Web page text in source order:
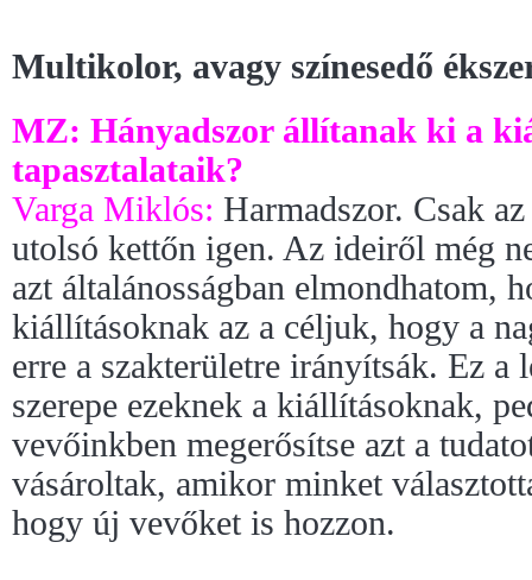
Multikolor, avagy színesedő
MZ: Hányadszor állítanak ki a
tapasztalataik?
Varga Miklós: Harmadszor. Csak
utolsó kettőn igen. Az ideiről még
azt általánosságban elmondhatom,
kiállításoknak az a céljuk, hogy a
erre a szakterületre irányítsák. Ez a
szerepe ezeknek a kiállításoknak,
vevőinkben megerősítse azt a
vásároltak, amikor minket
hogy új vevőket is hozzon.